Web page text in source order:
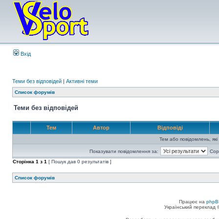
Вхід
Теми без відповідей | Активні теми
Список форумів
Теми без відповідей
Тем Автор Відповіді
Тем або повідомлень,
Показувати повідомлення за:
Сторінка 1 з 1 [ Пошук дав 0 результатів ]
Список форумів
Працює на
Український